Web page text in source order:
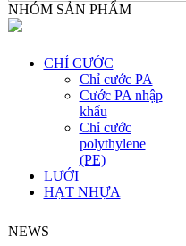
NHÓM SẢN PHẨM
CHỈ CƯỚC
Chỉ cước PA
Cước PA nhập
khẩu
Chỉ cước
polythylene
(PE)
LƯỚI
HẠT NHỰA
NEWS